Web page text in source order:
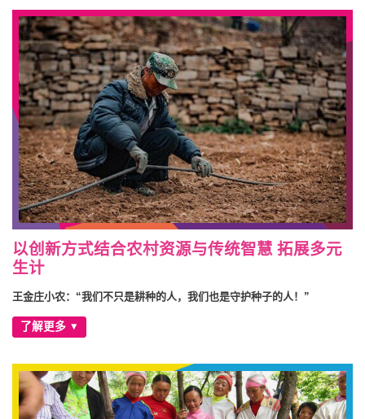
Instragram
以创新方式结合农村资源与传统智慧 拓展多元
生计
王金庄小农：“我们不只是耕种的人，我们也是守护种子的人！”
了解更多